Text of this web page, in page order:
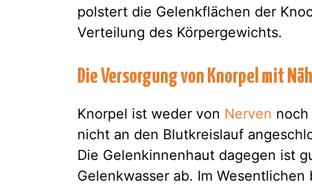
polstert die Gelenkflächen der
Verteilung des Körpergewichts.
Die Versorgung von Knorpel mit
Knorpel ist weder von Nerven
nicht an den Blutkreislauf
Die Gelenkinnenhaut dagegen ist
Gelenkwasser ab. Im